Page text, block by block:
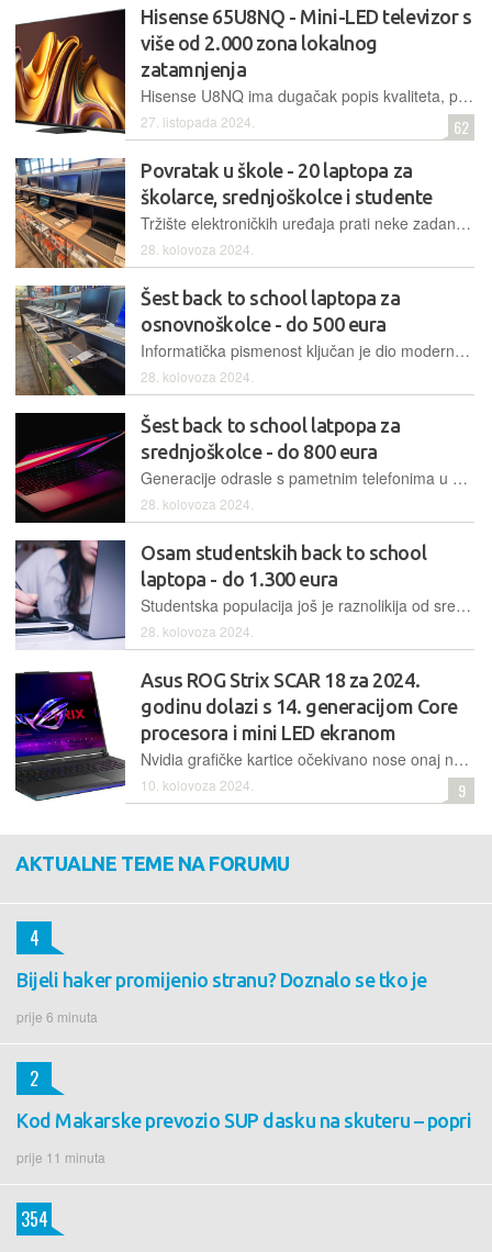
Hisense 65U8NQ - Mini-LED televizor s
više od 2.000 zona lokalnog
zatamnjenja
Hisense U8NQ ima dugačak popis kvaliteta, poput iznimne vršne svjetline, velikog broja zona lokalnog zatamnjenja i, posljedično, visokog kontrasta. Tu je i stopa osvježavanja ekrana od 144 Hz, kao i bogata HDR podrška, koja uključuje Dolby Vision
27. listopada 2024. 62
Povratak u škole - 20 laptopa za
školarce, srednjoškolce i studente
Tržište elektroničkih uređaja prati neke zadane točke u godini od kojih je jedno ovo razdoblje kada u trgovinama postoje back to school akcije. Laptopi dominiraju ovim akcijama i to je odlična prilika za sve koji školarcima trebaju nabaviti jedan od važnih pomoćnih alata za školske aktivnosti ili jednostavno trebaju novi uređaj
28. kolovoza 2024.
Šest back to school laptopa za
osnovnoškolce - do 500 eura
Informatička pismenost ključan je dio modernog obrazovanja, a za usvajanje početnih znanja o informatici, ali i za druge zadatke poput istraživanja ili pisanja radova, jedan od potrebnih alata vašem osnovnoškolcu je i prijenosno računalo. Kod laptopa za osnovnu školu vodili smo se prije svega pristupačnom cijenom, ali i dovoljno dobrim specifikacijama
28. kolovoza 2024.
Šest back to school latpopa za
srednjoškolce - do 800 eura
Generacije odrasle s pametnim telefonima u srednjoškolskom obrazovanju trebaju ipak i laptop. Ovisno o odabiru škole, potencijalne potrebe idu od rudimentarnih prijenosnika do onih koji moraju izvoditi zahtjevnije aplikacije. Podigli smo cjenovni razred za srednjoškolske laptope i u mix ubacili raznolikije društvo
28. kolovoza 2024.
Osam studentskih back to school
laptopa - do 1.300 eura
Studentska populacija još je raznolikija od srednjoškolske, a tehnički i kreativni smjerovi često koriste vrlo zahtjevne aplikacije. Zamišljenu cjenovnu granicu kategorije studentskih laptopa odredili smo na 1300 eura i unutra uspjeli probrati vrlo zanimljivo društvo
28. kolovoza 2024.
Asus ROG Strix SCAR 18 za 2024.
godinu dolazi s 14. generacijom Core
procesora i mini LED ekranom
Nvidia grafičke kartice očekivano nose onaj najvažniji segment, dok je Asus unaprijedio ekran s mini LED pozadinskim osvjetljenjem koje omogućuje iznimnu svjetlinu i bolji kontrast te s novom generacijom Intel Core procesora
10. kolovoza 2024. 9
AKTUALNE TEME NA FORUMU
Bijeli haker promijenio stranu? Doznalo se tko je
prije 6 minuta
4
Kod Makarske prevozio SUP dasku na skuteru – popri
prije 11 minuta
2
354